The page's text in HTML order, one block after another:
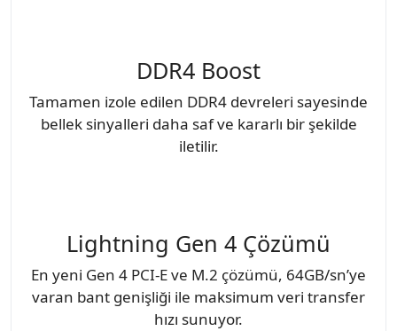
DDR4 Boost
Tamamen izole edilen DDR4 devreleri sayesinde
bellek sinyalleri daha saf ve kararlı bir şekilde
iletilir.
Lightning Gen 4 Çözümü
En yeni Gen 4 PCI-E ve M.2 çözümü, 64GB/sn’ye
varan bant genişliği ile maksimum veri transfer
hızı sunuyor.